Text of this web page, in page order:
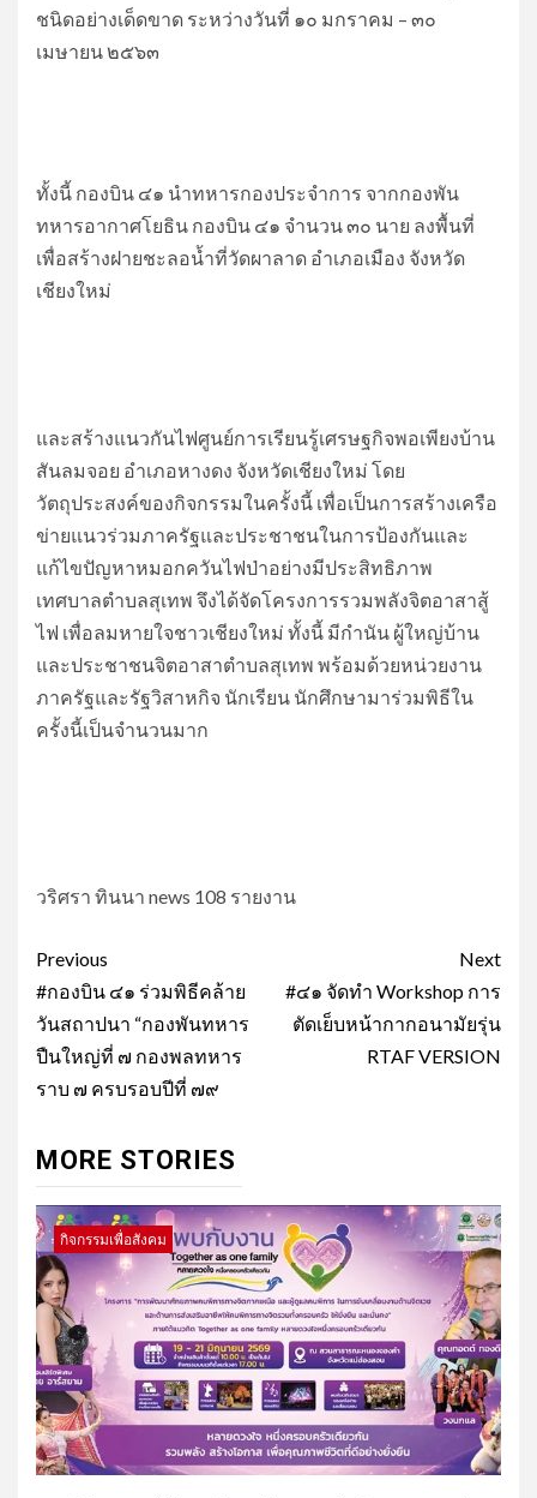
ชนิดอย่างเด็ดขาด ระหว่างวันที่ ๑๐ มกราคม – ๓๐
เมษายน ๒๕๖๓
ทั้งนี้ กองบิน ๔๑ นำทหารกองประจำการ จากกองพัน
ทหารอากาศโยธิน กองบิน ๔๑ จำนวน ๓๐ นาย ลงพื้นที่
เพื่อสร้างฝายชะลอน้ำที่วัดผาลาด อำเภอเมือง จังหวัด
เชียงใหม่
และสร้างแนวกันไฟศูนย์การเรียนรู้เศรษฐกิจพอเพียงบ้าน
สันลมจอย อำเภอหางดง จังหวัดเชียงใหม่ โดย
วัตถุประสงค์ของกิจกรรมในครั้งนี้ เพื่อเป็นการสร้างเครือ
ข่ายแนวร่วมภาครัฐและประชาชนในการป้องกันและ
แก้ไขปัญหาหมอกควันไฟป่าอย่างมีประสิทธิภาพ
เทศบาลตำบลสุเทพ จึงได้จัดโครงการรวมพลังจิตอาสาสู้
ไฟ เพื่อลมหายใจชาวเชียงใหม่ ทั้งนี้ มีกำนัน ผู้ใหญ่บ้าน
และประชาชนจิตอาสาตำบลสุเทพ พร้อมด้วยหน่วยงาน
ภาครัฐและรัฐวิสาหกิจ นักเรียน นักศึกษามาร่วมพิธีใน
ครั้งนี้เป็นจำนวนมาก
วริศรา ทินนา news 108 รายงาน
Post
navigation
Previous
#กองบิน ๔๑ ร่วมพิธีคล้าย
วันสถาปนา “กองพันทหาร
ปืนใหญ่ที่ ๗ กองพลทหาร
ราบ ๗ ครบรอบปีที่ ๗๙
Next
#๔๑ จัดทำ Workshop การ
ตัดเย็บหน้ากากอนามัยรุ่น
RTAF VERSION
MORE STORIES
กิจกรรมเพื่อสังคม